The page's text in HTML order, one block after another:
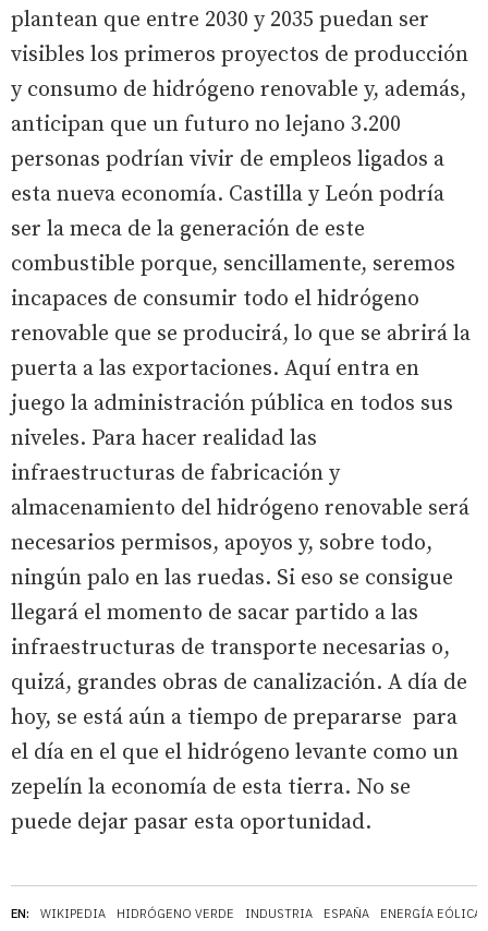
EN: WIKIPEDIA HIDRÓGENO VERDE INDUSTRIA ESPAÑA ENERGÍA EÓLICA
plantean que entre 2030 y 2035 puedan ser
visibles los primeros proyectos de producción
y consumo de hidrógeno renovable y, además,
anticipan que un futuro no lejano 3.200
personas podrían vivir de empleos ligados a
esta nueva economía. Castilla y León podría
ser la meca de la generación de este
combustible porque, sencillamente, seremos
incapaces de consumir todo el hidrógeno
renovable que se producirá, lo que se abrirá la
puerta a las exportaciones. Aquí entra en
juego la administración pública en todos sus
niveles. Para hacer realidad las
infraestructuras de fabricación y
almacenamiento del hidrógeno renovable será
necesarios permisos, apoyos y, sobre todo,
ningún palo en las ruedas. Si eso se consigue
llegará el momento de sacar partido a las
infraestructuras de transporte necesarias o,
quizá, grandes obras de canalización. A día de
hoy, se está aún a tiempo de prepararse para
el día en el que el hidrógeno levante como un
zepelín la economía de esta tierra. No se
puede dejar pasar esta oportunidad.